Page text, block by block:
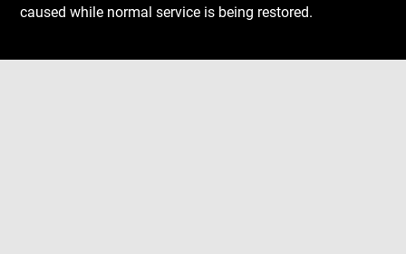
caused while normal service is being restored.
Download
Next
Previous